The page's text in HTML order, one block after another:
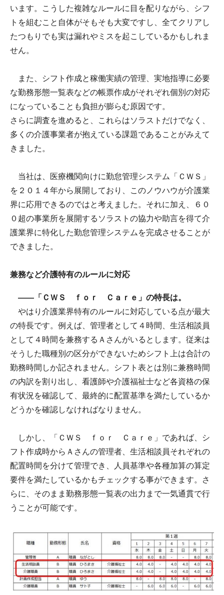
います。こうした複雑なルールに目を配りながら、シフ
トを組むこと自体がそもそも大変ですし、全てクリアし
たつもりでも実は漏れやミスを起こしているかもしれま
せん。
また、シフト作成と稼働実績の管理、実地指導に必要
な勤務形態一覧表などの帳票作成がそれぞれ個別の対応
になっていることも負担が膨らむ原因です。
さらに調査を進めると、これらはソラストだけでなく、
多くの介護事業者が抱えている課題であることがみえて
きました。
当社は、医療機関向けに勤怠管理システム「ＣＷＳ」
を２０１４年から展開しており、このノウハウが介護業
界に応用できるのではと考えました。それに加え、６０
０超の事業所を展開するソラストの協力や助言を得て介
護業界に特化した勤怠管理システムを完成させることが
できました。
兼務など介護特有のルールに対応
――「ＣＷＳ ｆｏｒ Ｃａｒｅ」の特長は。
やはり介護業界特有のルールに対応している点が最大
の特長です。例えば、管理者として４時間、生活相談員
として４時間を兼務するＡさんがいるとします。従来は
そうした職種別の区分ができないためシフト上は合計の
勤務時間しか記されません。シフト表とは別に兼務時間
の内訳を割り出し、看護師や介護福祉士など各資格の保
有状況を確認して、最終的に配置基準を満たしているか
どうかを確認しなければなりません。
しかし、「ＣＷＳ ｆｏｒ Ｃａｒｅ」であれば、シ
フト作成時からＡさんの管理者、生活相談員それぞれの
配置時間を分けて管理でき、人員基準や各種加算の算定
要件を満たしているかもチェックする事ができます。さ
らに、そのまま勤務形態一覧表の出力まで一気通貫で行
うことが可能です。